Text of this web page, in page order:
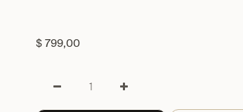
$ 799,00